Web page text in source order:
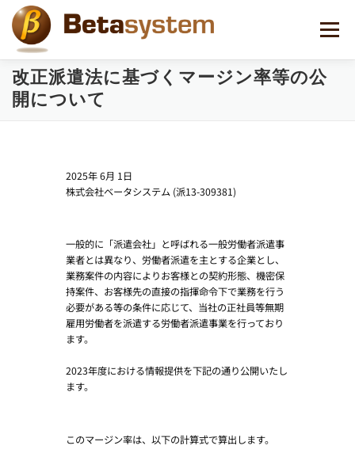
メニュー
改正派遣法に基づくマージン率等の公
開について
2025年 6月 1日
株式会社ベータシステム (派13-309381)
一般的に「派遣会社」と呼ばれる一般労働者派遣事
業者とは異なり、労働者派遣を主とする企業とし、
業務案件の内容によりお客様との契約形態、機密保
持案件、お客様先の直接の指揮命令下で業務を行う
必要がある等の条件に応じて、当社の正社員等無期
雇用労働者を派遣する労働者派遣事業を行っており
ます。
2023年度における情報提供を下記の通り公開いたし
ます。
このマージン率は、以下の計算式で算出します。